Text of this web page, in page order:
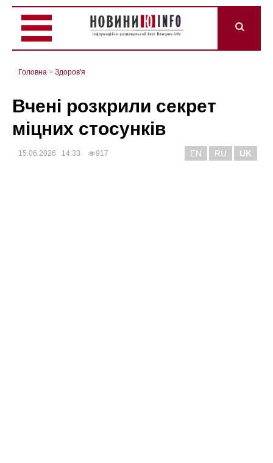
Головна > Здоров'я
Вчені розкрили секрет
міцних стосунків
15.06.2026 14:33 917 EN RU UK